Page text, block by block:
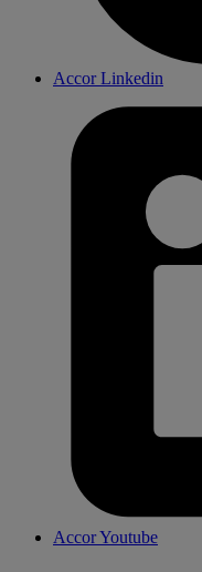
Accor Linkedin
Accor Youtube